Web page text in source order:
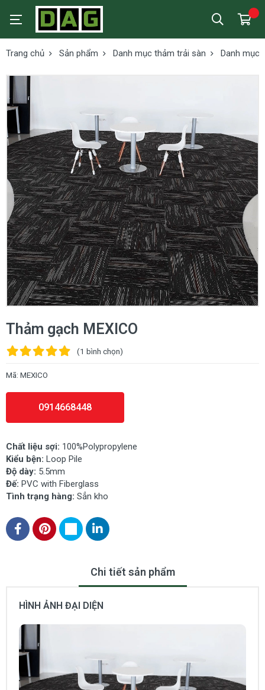
Trang chủ Sản phẩm Danh mục thảm trải sàn Danh mục
Thảm gạch MEXICO
(1 bình chọn)
Mã: MEXICO
0914668448
Chất liệu sợi: 100%Polypropylene
Kiểu bện: Loop Pile
Độ dày: 5.5mm
Đế: PVC with Fiberglass
Tình trạng hàng: Sẳn kho
Chi tiết sản phẩm
HÌNH ẢNH ĐẠI DIỆN